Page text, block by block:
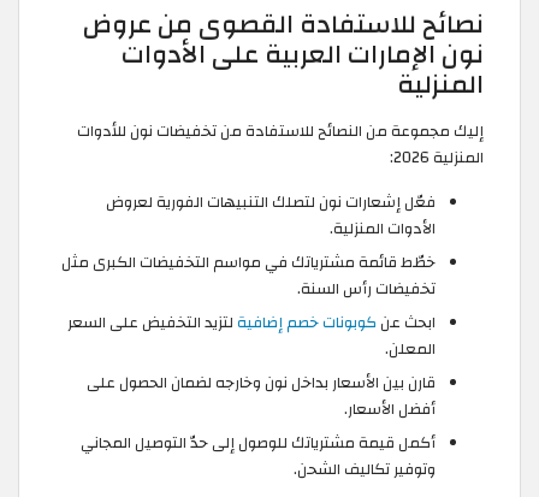
نصائح للاستفادة القصوى من عروض
نون الإمارات العربية على الأدوات
المنزلية
إليك مجموعة من النصائح للاستفادة من تخفيضات نون للأدوات
المنزلية 2026:
فعّل إشعارات نون لتصلك التنبيهات الفورية لعروض
الأدوات المنزلية.
خطّط قائمة مشترياتك في مواسم التخفيضات الكبرى مثل
تخفيضات رأس السنة.
ابحث عن كوبونات خصم إضافيةلتزيد التخفيض على السعر
المعلن.
قارن بين الأسعار بداخل نون وخارجه لضمان الحصول على
أفضل الأسعار.
أكمل قيمة مشترياتك للوصول إلى حدّ التوصيل المجاني
وتوفير تكاليف الشحن.